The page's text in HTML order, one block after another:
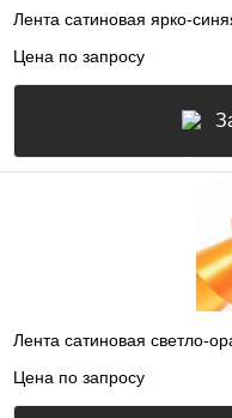
Лента сатиновая ярко-
Цена по запросу
Лента сатиновая светло-
Цена по запросу